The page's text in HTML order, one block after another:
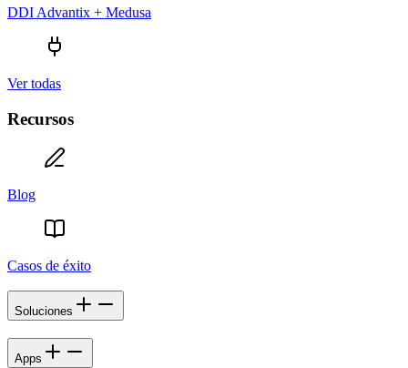
DDI Advantix + Medusa
Ver todas
Recursos
Blog
Casos de éxito
Soluciones
Apps